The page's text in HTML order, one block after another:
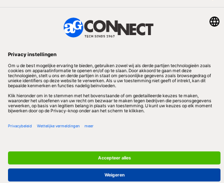
Volg ons
Redactionele partner
Algemene Voorwaarden & Copyrights